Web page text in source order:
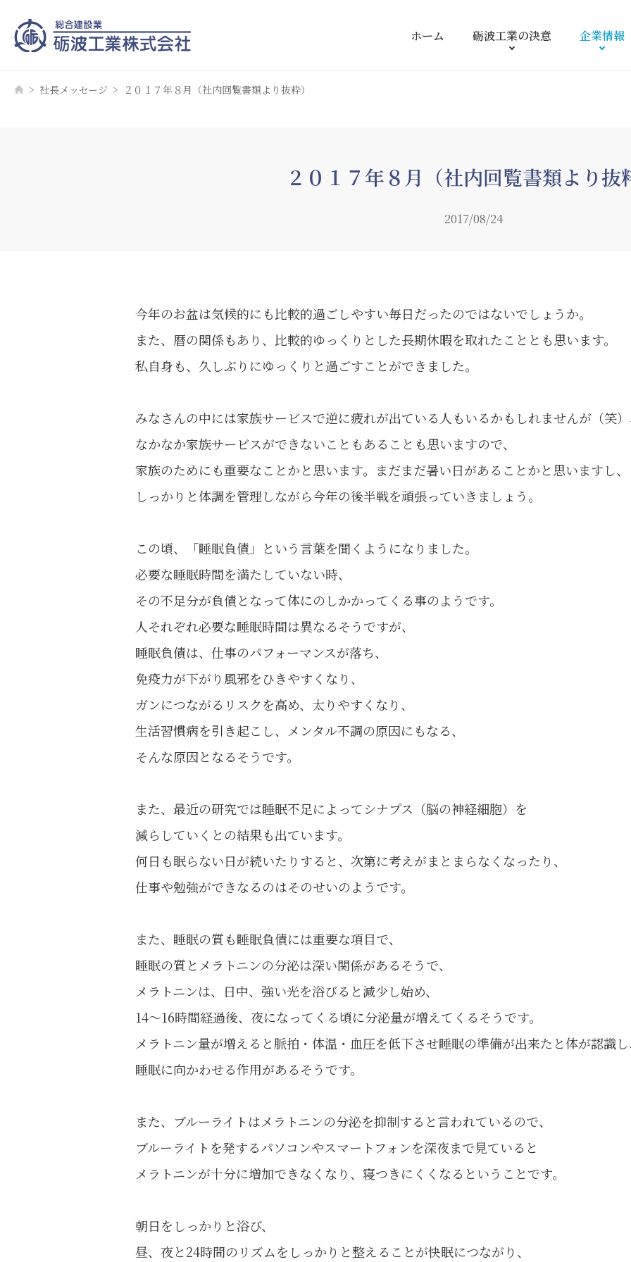
ホーム 砺波工業の決意 企業情報
社長メッセージ ２０１７年８月（社内回覧書類より抜粋）
２０１７年８月（社内回覧書類より抜
2017/08/24
今年のお盆は気候的にも比較的過ごしやすい毎日だったのではないでしょうか。
また、暦の関係もあり、比較的ゆっくりとした長期休暇を取れたこととも思います。
私自身も、久しぶりにゆっくりと過ごすことができました。
みなさんの中には家族サービスで逆に疲れが出ている人もいるかもしれませんが（笑）
なかなか家族サービスができないこともあることも思いますので、
家族のためにも重要なことかと思います。まだまだ暑い日があることかと思いますし、
しっかりと体調を管理しながら今年の後半戦を頑張っていきましょう。
この頃、「睡眠負債」という言葉を聞くようになりました。
必要な睡眠時間を満たしていない時、
その不足分が負債となって体にのしかかってくる事のようです。
人それぞれ必要な睡眠時間は異なるそうですが、
睡眠負債は、仕事のパフォーマンスが落ち、
免疫力が下がり風邪をひきやすくなり、
ガンにつながるリスクを高め、太りやすくなり、
生活習慣病を引き起こし、メンタル不調の原因にもなる、
そんな原因となるそうです。
また、最近の研究では睡眠不足によってシナプス（脳の神経細胞）を
減らしていくとの結果も出ています。
何日も眠らない日が続いたりすると、次第に考えがまとまらなくなったり、
仕事や勉強ができなるのはそのせいのようです。
また、睡眠の質も睡眠負債には重要な項目で、
睡眠の質とメラトニンの分泌は深い関係があるそうで、
メラトニンは、日中、強い光を浴びると減少し始め、
14～16時間経過後、夜になってくる頃に分泌量が増えてくるそうです。
メラトニン量が増えると脈拍・体温・血圧を低下させ睡眠の準備が出来たと体が認識し
睡眠に向かわせる作用があるそうです。
また、ブルーライトはメラトニンの分泌を抑制すると言われているので、
ブルーライトを発するパソコンやスマートフォンを深夜まで見ていると
メラトニンが十分に増加できなくなり、寝つきにくくなるということです。
朝日をしっかりと浴び、
昼、夜と24時間のリズムをしっかりと整えることが快眠につながり、